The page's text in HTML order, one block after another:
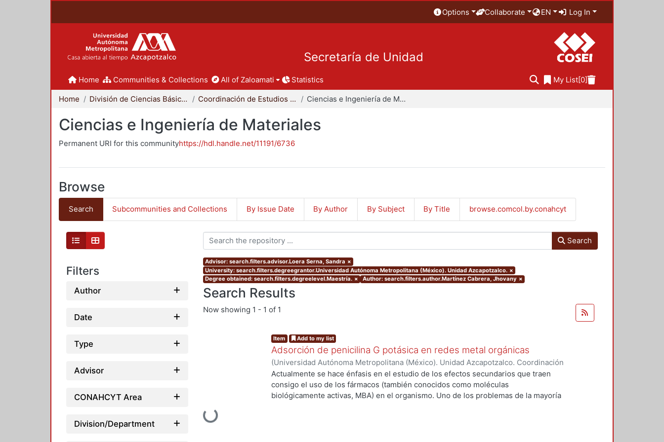
Options Collaborate EN Log In
Secretaría de Unidad
Home Communities & Collections All of Zaloamati Statistics My List[0]
Home División de Ciencias Básicas e Ingeniería Coordinación de Estudios de Posgrado - CBI Ciencias e Ingeniería de Materiales
Ciencias e Ingeniería de Materiales
Permanent URI for this communityhttps://hdl.handle.net/11191/6736
Browse
Search Subcommunities and Collections By Issue Date By Author By Subject By Title browse.comcol.by.conahcyt
Filters
Author
Date
Type
Advisor
CONAHCYT Area
Division/Department
Search
Advisor: search.filters.advisor.Loera Serna, Sandra ×
University: search.filters.degreegrantor.Universidad Autónoma Metropolitana (México). Unidad Azcapotzalco. ×
Degree obtained: search.filters.degreelevel.Maestría. × Author: search.filters.author.Martínez Cabrera, Jhovany ×
Search Results
Now showing 1 - 1 of 1
Loading...
Item Add to my list
Adsorción de penicilina G potásica en redes metal orgánicas
(Universidad Autónoma Metropolitana (México). Unidad Azcapotzalco. Coordinación
de Servicios de Información.,2021-04)Martínez Cabrera, Jhovany
Actualmente se hace énfasis en el estudio de los efectos secundarios que traen
consigo el uso de los fármacos (también conocidos como moléculas
biológicamente activas, MBA) en el organismo. Uno de los problemas de la mayoría